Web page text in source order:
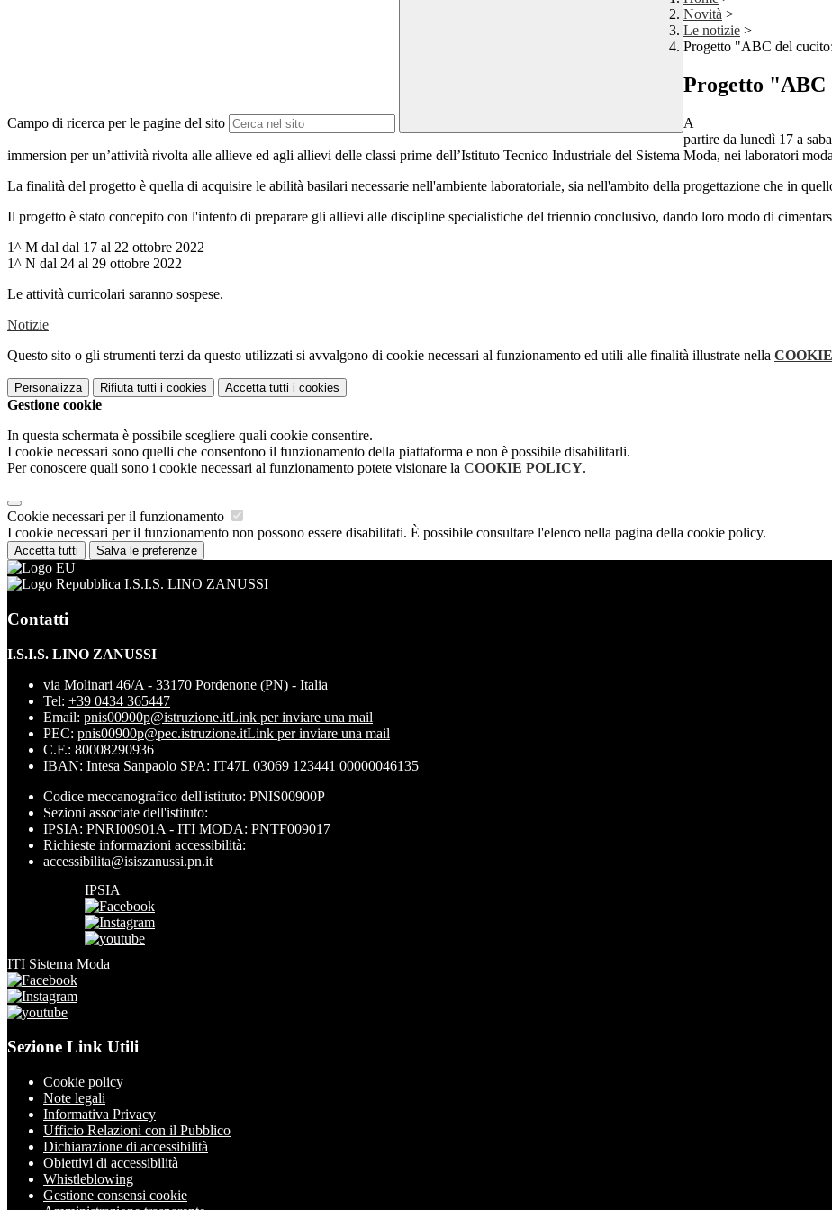
Campo di ricerca per le pagine del sito
Novità >
Le notizie >
Progetto "ABC del
Progetto "ABC
A
partire da lunedì 17 a
immersion per un’attività rivolta alle allieve ed agli allievi delle classi prime dell’Istituto Tecnico Industriale del Sistema Moda, nei laboratori
La finalità del progetto è quella di acquisire le abilità basilari necessarie nell'ambiente laboratoriale, sia nell'ambito della progettazione che in
Il progetto è stato concepito con l'intento di preparare gli allievi alle discipline specialistiche del triennio conclusivo, dando loro modo di
1^ M dal dal 17 al 22 ottobre 2022
1^ N dal 24 al 29 ottobre 2022
Le attività curricolari saranno sospese.
Notizie
Questo sito o gli strumenti terzi da questo utilizzati si avvalgono di cookie necessari al funzionamento ed utili alle finalità illustrate nella
Personalizza Rifiuta tutti i cookies Accetta tutti i cookies
Gestione cookie
In questa schermata è possibile scegliere quali cookie consentire.
I cookie necessari sono quelli che consentono il funzionamento della piattaforma e non è possibile disabilitarli.
Per conoscere quali sono i cookie necessari al funzionamento potete visionare la COOKIE POLICY.
Cookie necessari per il funzionamento
I cookie necessari per il funzionamento non possono essere disabilitati. È possibile consultare l'elenco nella pagina della cookie policy.
Accetta tutti Salva le preferenze
I.S.I.S. LINO ZANUSSI
Contatti
I.S.I.S. LINO ZANUSSI
via Molinari 46/A - 33170 Pordenone (PN) - Italia
Tel: +39 0434 365447
Email: pnis00900p@istruzione.itLink per inviare una mail
PEC: pnis00900p@pec.istruzione.itLink per inviare una mail
C.F.: 80008290936
IBAN: Intesa Sanpaolo SPA: IT47L 03069 123441 00000046135
Codice meccanografico dell'istituto: PNIS00900P
Sezioni associate dell'istituto:
IPSIA: PNRI00901A - ITI MODA: PNTF009017
Richieste informazioni accessibilità:
accessibilita@isiszanussi.pn.it
IPSIA
ITI Sistema Moda
Sezione Link Utili
Cookie policy
Note legali
Informativa Privacy
Ufficio Relazioni con il Pubblico
Dichiarazione di accessibilità
Obiettivi di accessibilità
Whistleblowing
Gestione consensi cookie